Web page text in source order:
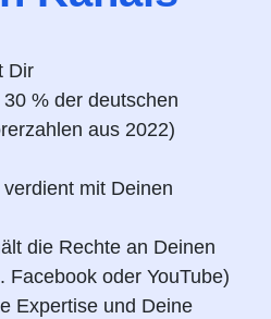
Dir
% der deutschen
aus 2022)
mit Deinen
die Rechte an Deinen
Facebook oder YouTube)
Expertise und Deine